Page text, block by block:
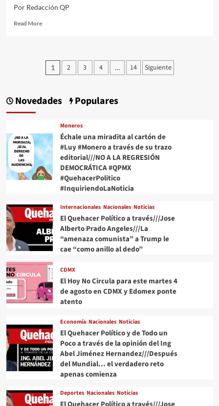
Por Redacción QP
Read MoreRead
Échale
cartón
de
#Monero
a
través
de
su
trazo
editorial///La
#QuehacerPolitico
#InquiriendoLaNoticia
Paginación
entradas
1 2 3 4 … 14 Siguiente
Novedades Populares
Moneros
Échale una miradita al cartón de
#Luy #Monero a través de su trazo
editorial///NO A LA REGRESIÓN
DEMOCRÁTICA #QPMX
#QuehacerPolitico
#InquiriendoLaNoticia
Internacionales Nacionales Noticias
El Quehacer Político a través///Jose
Alberto Prado Angeles///La
“amenaza comunista” a Trump le
cae “como anillo al dedo”
CDMX
El Hoy No Circula para este martes 4
de agosto en CDMX y Edomex ponte
atento
Economía Nacionales Noticias
El Quehacer Político y de Todo un
Poco a través de la opinión del Ing
Abel Jiménez Hernandez///Después
del Mundial… el verdadero reto
apenas comienza
Deportes Nacionales Noticias